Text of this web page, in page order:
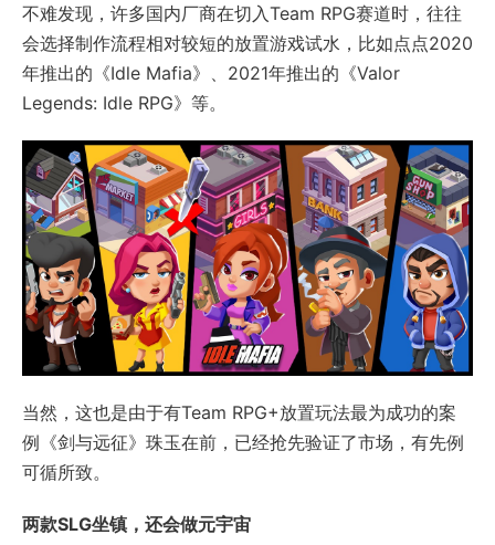
不难发现，许多国内厂商在切入Team RPG赛道时，往往
会选择制作流程相对较短的放置游戏试水，比如点点2020
年推出的《Idle Mafia》、2021年推出的《Valor
Legends: Idle RPG》等。
当然，这也是由于有Team RPG+放置玩法最为成功的案
例《剑与远征》珠玉在前，已经抢先验证了市场，有先例
可循所致。
两款SLG坐镇，还会做元宇宙